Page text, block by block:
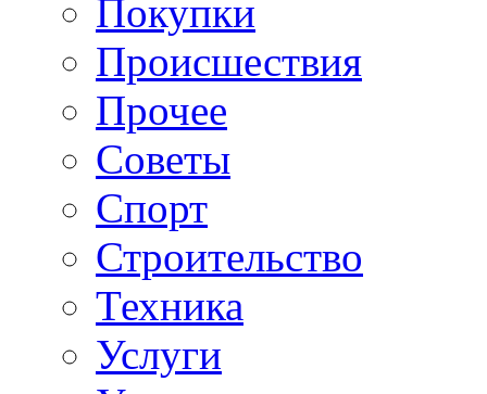
Покупки
Происшествия
Прочее
Советы
Спорт
Строительство
Техника
Услуги